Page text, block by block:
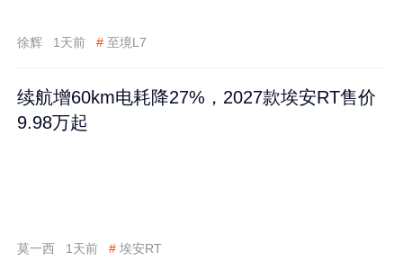
徐辉 1天前 # 至境L7
续航增60km电耗降27%，2027款埃安RT售价
9.98万起
莫一西 1天前 # 埃安RT